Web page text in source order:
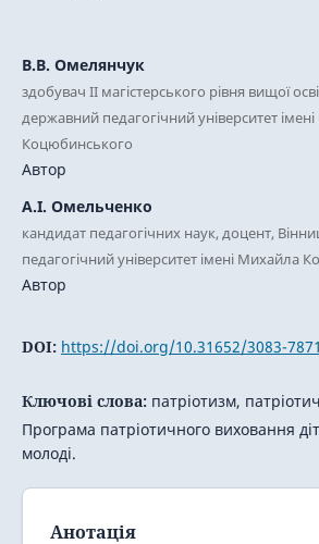
В.В. Омелянчук
здобувач ІІ магістерського рівня вищої
державний педагогічний університет
Коцюбинського
Автор
А.І. Омельченко
кандидат педагогічних наук, доцент,
педагогічний університет імені Михайла
Автор
DOI: https://doi.org/10.31652/3083-
Ключові слова: патріотизм,
Програма патріотичного виховання
молоді.
Анотація